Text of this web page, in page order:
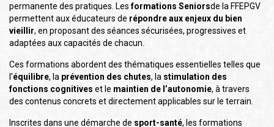
permanente des pratiques. Lesformations Seniorsde la FFEPGV
permettent aux éducateurs de répondre aux enjeux du bien
vieillir, en proposant des séances sécurisées, progressives et
adaptées aux capacités de chacun.
Ces formations abordent des thématiques essentielles telles que
l’équilibre, la prévention des chutes, la stimulation des
fonctions cognitives et le maintien de l’autonomie, à travers
des contenus concrets et directement applicables sur le terrain.
Inscrites dans une démarche de sport-santé, les formations